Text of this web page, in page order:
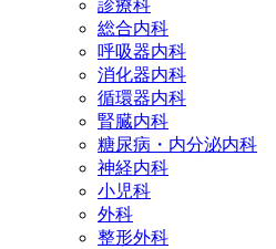
診療科
総合内科
呼吸器内科
消化器内科
循環器内科
腎臓内科
糖尿病・内分泌内科
神経内科
小児科
外科
整形外科